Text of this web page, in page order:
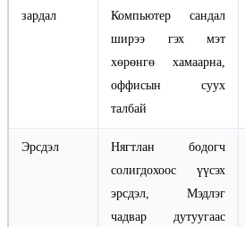
зардал
Компьютер сандал
ширээ гэх мэт
хөрөнгө хамаарна,
оффисын суух
талбай
Эрсдэл
Нягтлан бодогч
солигдохоос үүсэх
эрсдэл, Мэдлэг
чадвар дутуугаас